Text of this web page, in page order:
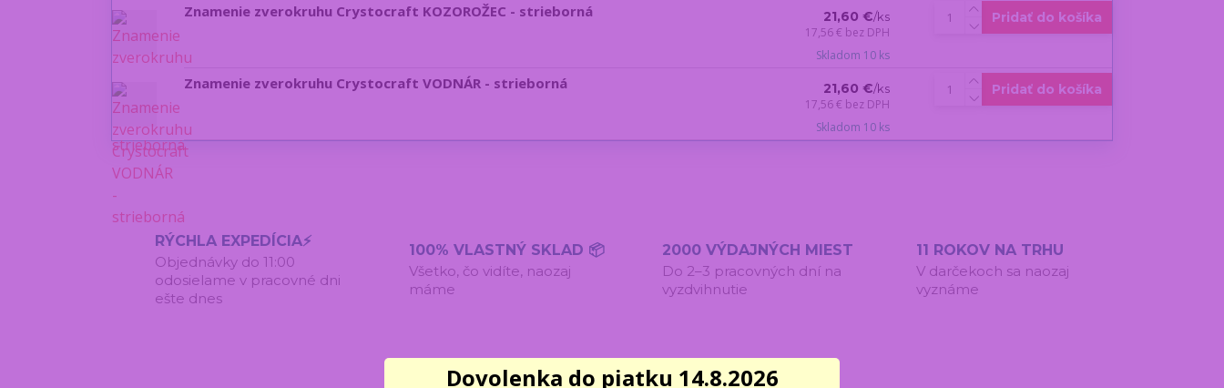
Znamenie zverokruhu Crystocraft KOZOROŽEC - strieborná 21,60 €/ks
17,56 € bez DPH
Skladom 10 ks
Pridať do košíka
Znamenie zverokruhu Crystocraft VODNÁR - strieborná 21,60 €/ks
17,56 € bez DPH
Skladom 10 ks
Pridať do košíka
RÝCHLA EXPEDÍCIA⚡
Objednávky do 11:00
odosielame v pracovné dni
ešte dnes
100% VLASTNÝ SKLAD 📦
Všetko, čo vidíte, naozaj
máme
2000 VÝDAJNÝCH MIEST
Do 2–3 pracovných dní na
vyzdvihnutie
11 ROKOV NA TRHU
V darčekoch sa naozaj
vyznáme
Dovolenka do piatku 14.8.2026